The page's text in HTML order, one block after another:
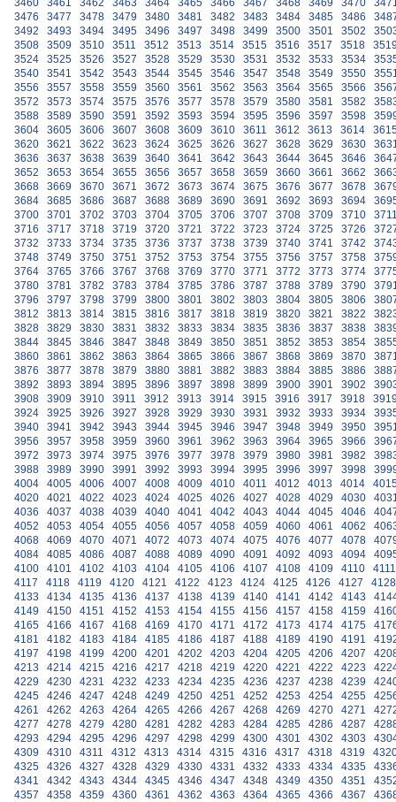
3460
3461 3462 3463 3464 3465 3466 3467 3468 3469 3470
3476
3477 3478 3479 3480 3481 3482 3483 3484 3485 3486
3492
3493 3494 3495 3496 3497 3498 3499 3500 3501 3502
3508
3509 3510 3511 3512 3513 3514 3515 3516 3517 3518
3524
3525 3526 3527 3528 3529 3530 3531 3532 3533 3534
3540
3541 3542 3543 3544 3545 3546 3547 3548 3549 3550
3556
3557 3558 3559 3560 3561 3562 3563 3564 3565 3566
3572
3573 3574 3575 3576 3577 3578 3579 3580 3581 3582
3588
3589 3590 3591 3592 3593 3594 3595 3596 3597 3598
3604
3605 3606 3607 3608 3609 3610 3611 3612 3613 3614
3620
3621 3622 3623 3624 3625 3626 3627 3628 3629 3630
3636
3637 3638 3639 3640 3641 3642 3643 3644 3645 3646
3652
3653 3654 3655 3656 3657 3658 3659 3660 3661 3662
3668
3669 3670 3671 3672 3673 3674 3675 3676 3677 3678
3684
3685 3686 3687 3688 3689 3690 3691 3692 3693 3694
3700
3701 3702 3703 3704 3705 3706 3707 3708 3709 3710
3716
3717 3718 3719 3720 3721 3722 3723 3724 3725 3726
3732
3733 3734 3735 3736 3737 3738 3739 3740 3741 3742
3748
3749 3750 3751 3752 3753 3754 3755 3756 3757 3758
3764
3765 3766 3767 3768 3769 3770 3771 3772 3773 3774
3780
3781 3782 3783 3784 3785 3786 3787 3788 3789 3790
3796
3797 3798 3799 3800 3801 3802 3803 3804 3805 3806
3812
3813 3814 3815 3816 3817 3818 3819 3820 3821 3822
3828
3829 3830 3831 3832 3833 3834 3835 3836 3837 3838
3844
3845 3846 3847 3848 3849 3850 3851 3852 3853 3854
3860
3861 3862 3863 3864 3865 3866 3867 3868 3869 3870
3876
3877 3878 3879 3880 3881 3882 3883 3884 3885 3886
3892
3893 3894 3895 3896 3897 3898 3899 3900 3901 3902
3908
3909 3910 3911 3912 3913 3914 3915 3916 3917 3918
3924
3925 3926 3927 3928 3929 3930 3931 3932 3933 3934
3940
3941 3942 3943 3944 3945 3946 3947 3948 3949 3950
3956
3957 3958 3959 3960 3961 3962 3963 3964 3965 3966
3972
3973 3974 3975 3976 3977 3978 3979 3980 3981 3982
3988
3989 3990 3991 3992 3993 3994 3995 3996 3997 3998
4004
4005 4006 4007 4008 4009 4010 4011 4012 4013 4014
4020
4021 4022 4023 4024 4025 4026 4027 4028 4029 4030
4036
4037 4038 4039 4040 4041 4042 4043 4044 4045 4046
4052
4053 4054 4055 4056 4057 4058 4059 4060 4061 4062
4068
4069 4070 4071 4072 4073 4074 4075 4076 4077 4078
4084
4085 4086 4087 4088 4089 4090 4091 4092 4093 4094
4100
4101 4102 4103 4104 4105 4106 4107 4108 4109 4110
4111
4117
4118 4119 4120 4121 4122 4123 4124 4125 4126 4127
4128
4133
4134 4135 4136 4137 4138 4139 4140 4141 4142 4143
4149
4150 4151 4152 4153 4154 4155 4156 4157 4158 4159
4165
4166 4167 4168 4169 4170 4171 4172 4173 4174 4175
4181
4182 4183 4184 4185 4186 4187 4188 4189 4190 4191
4197
4198 4199 4200 4201 4202 4203 4204 4205 4206 4207
4213
4214 4215 4216 4217 4218 4219 4220 4221 4222 4223
4229
4230 4231 4232 4233 4234 4235 4236 4237 4238 4239
4245
4246 4247 4248 4249 4250 4251 4252 4253 4254 4255
4261
4262 4263 4264 4265 4266 4267 4268 4269 4270 4271
4277
4278 4279 4280 4281 4282 4283 4284 4285 4286 4287
4293
4294 4295 4296 4297 4298 4299 4300 4301 4302 4303
4309
4310 4311 4312 4313 4314 4315 4316 4317 4318 4319
4325
4326 4327 4328 4329 4330 4331 4332 4333 4334 4335
4341
4342 4343 4344 4345 4346 4347 4348 4349 4350 4351
4357
4358 4359 4360 4361 4362 4363 4364 4365 4366 4367